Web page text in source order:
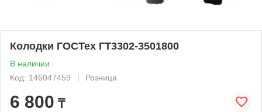
Колодки ГОСТех ГТ3302-3501800
В наличии
Код: 146047459
Розница
6 800 ₸